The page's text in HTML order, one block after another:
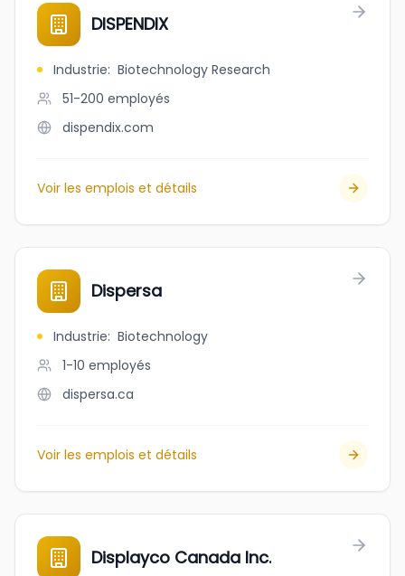
DISPENDIX
Industrie: Biotechnology Research
51-200 employés
dispendix.com
Voir les emplois et détails
Dispersa
Industrie: Biotechnology
1-10 employés
dispersa.ca
Voir les emplois et détails
Displayco Canada Inc.